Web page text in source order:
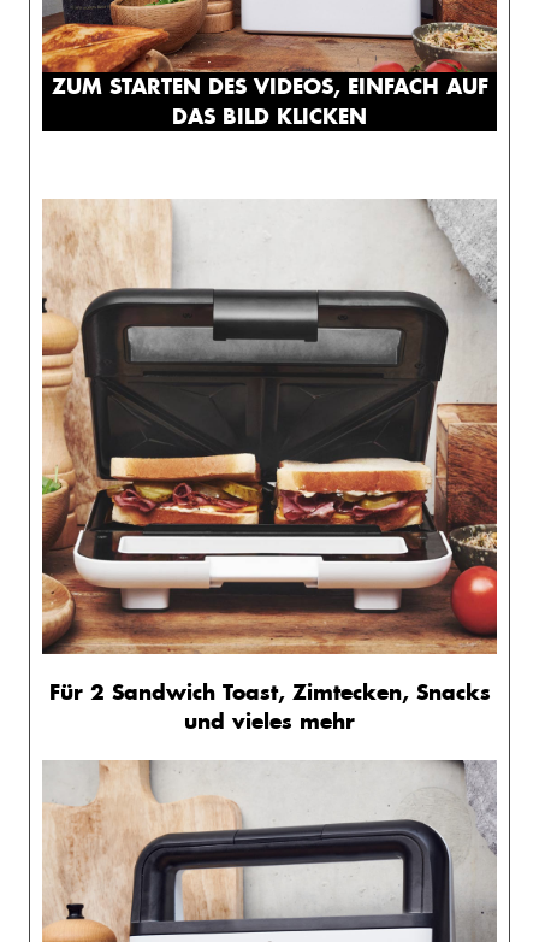
ZUM STARTEN DES VIDEOS, EINFACH AUF
DAS BILD KLICKEN
Für 2 Sandwich Toast, Zimtecken, Snacks
und vieles mehr